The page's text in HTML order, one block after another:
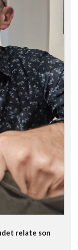
relate son